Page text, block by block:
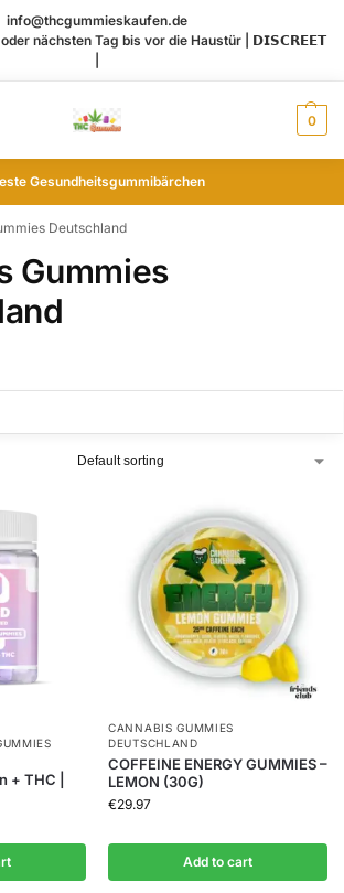
info@thcgummieskaufen.de
nächsten Tag bis vor die Haustür | 𝗗𝗜𝗦𝗖𝗥𝗘𝗘𝗧
0
Gesundheitsgummibärchen
Deutschland
Gummies
+ THC |
CANNABIS GUMMIES
DEUTSCHLAND
COFFEINE ENERGY GUMMIES –
LEMON (30G)
€29.97
Add to cart